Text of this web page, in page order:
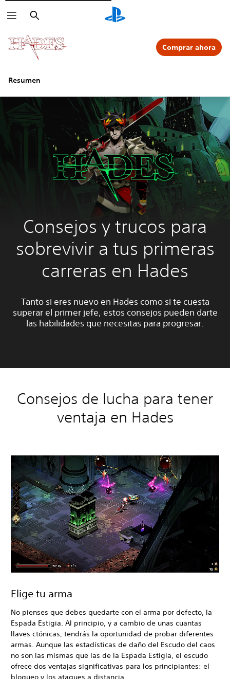
Buscar
Resumen
Comprar ahora
Consejos y trucos para
sobrevivir a tus primeras
carreras en Hades
Tanto si eres nuevo en Hades como si te cuesta
superar el primer jefe, estos consejos pueden darte
las habilidades que necesitas para progresar.
Consejos de lucha para tener
ventaja en Hades
Elige tu arma
No pienses que debes quedarte con el arma por defecto, la
Espada Estigia. Al principio, y a cambio de unas cuantas
llaves ctónicas, tendrás la oportunidad de probar diferentes
armas. Aunque las estadísticas de daño del Escudo del caos
no son las mismas que las de la Espada Estigia, el escudo
ofrece dos ventajas significativas para los principiantes: el
bloqueo y los ataques a distancia.